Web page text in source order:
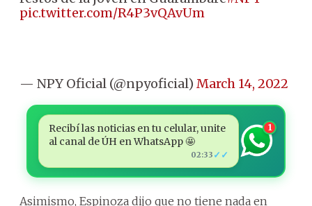
pic.twitter.com/R4P3vQAvUm
— NPY Oficial (@npyoficial) March 14, 2022
Recibí las noticias en tu celular, unite
al canal de ÚH en WhatsApp 🤩
02:33 ✓✓
1
Asimismo, Espinoza dijo que no tiene nada en